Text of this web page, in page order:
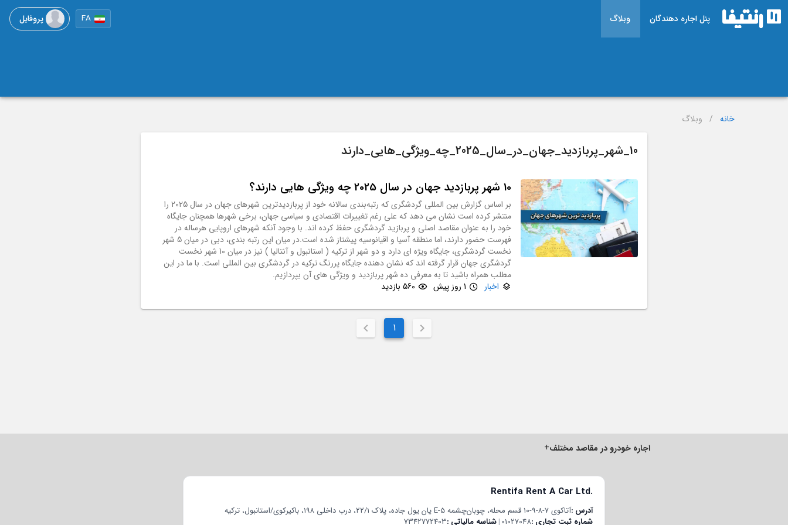
پنل اجاره دهندگان وبلاگ FA پروفایل
خانه / وبلاگ
10_شهر_پربازدید_جهان_در_سال_2025_چه_ویژگی_هایی_دارند
10 شهر پربازدید جهان در سال 2025 چه ویژگی هایی دارند؟
بر اساس گزارش بین المللی گردشگری که رتبه‌بندی سالانه خود از پربازدیدترین شهرهای جهان در سال 2025 را
منتشر کرده است نشان می دهد که علی رغم تغییرات اقتصادی و سیاسی جهان، برخی شهرها همچنان جایگاه
خود را به عنوان مقاصد اصلی و پربازید گردشگری حفظ کرده اند. با وجود آنکه شهرهای اروپایی هرساله در
فهرست حضور دارند، اما منطقه آسیا و اقیانوسیه پیشتاز شده است.در میان این رتبه بندی، دبی در میان 5 شهر
نخست گردشگری، جایگاه ویژه ای دارد و دو شهر از ترکیه ( استانبول و آنتالیا ) نیز در میان 10 شهر نخست
گردشگری جهان قرار گرفته اند که نشان دهنده جایگاه پررنگ ترکیه در گردشگری بین المللی است. با ما در این
مطلب همراه باشید تا به معرفی ده شهر پربازدید و ویژگی های آن بپردازیم.
اخبار
1 روز پیش 560 بازدید
1
اجاره خودرو در مقاصد مختلف+
Rentifa Rent A Car Ltd.
آدرس آتاکوی ۷-۸-۹-۱۰ قسم محله، چوبان‌چشمه E-5 یان یول جاده، پلاک ۲۲/۱، درب داخلی ۱۹۸، باکیرکوی/استانبول، ترکیه
شماره ثبت تجاری 01027048
|شناسه مالیاتی 7342772403